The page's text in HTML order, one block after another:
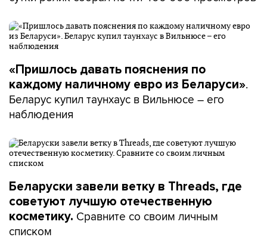
«Пришлось давать пояснения по
каждому наличному евро из Беларуси».
Беларус купил таунхаус в Вильнюсе – его
наблюдения
Беларуски завели ветку в Threads, где
советуют лучшую отечественную
косметику. Сравните со своим личным
списком